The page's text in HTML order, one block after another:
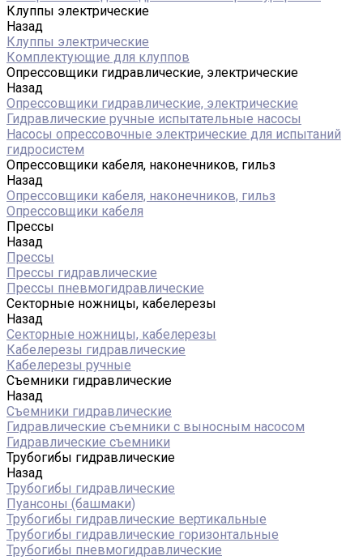
Клуппы электрические
Назад
Клуппы электрические
Комплектующие для клуппов
Опрессовщики гидравлические, электрические
Назад
Опрессовщики гидравлические, электрические
Гидравлические ручные испытательные насосы
Насосы опрессовочные электрические для испытаний
гидросистем
Опрессовщики кабеля, наконечников, гильз
Назад
Опрессовщики кабеля, наконечников, гильз
Опрессовщики кабеля
Прессы
Назад
Прессы
Прессы гидравлические
Прессы пневмогидравлические
Секторные ножницы, кабелерезы
Назад
Секторные ножницы, кабелерезы
Кабелерезы гидравлические
Кабелерезы ручные
Съемники гидравлические
Назад
Съемники гидравлические
Гидравлические cъемники с выносным насосом
Гидравлические съемники
Трубогибы гидравлические
Назад
Трубогибы гидравлические
Пуансоны (башмаки)
Трубогибы гидравлические вертикальные
Трубогибы гидравлические горизонтальные
Трубогибы пневмогидравлические